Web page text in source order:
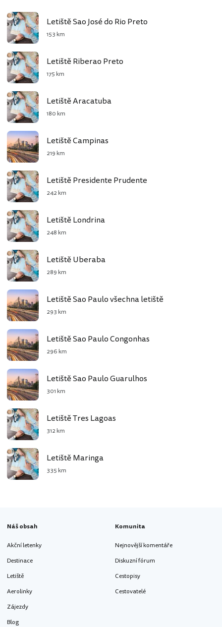
Letiště Sao José do Rio Preto
153 km
Letiště Riberao Preto
175 km
Letiště Aracatuba
180 km
Letiště Campinas
219 km
Letiště Presidente Prudente
242 km
Letiště Londrina
248 km
Letiště Uberaba
289 km
Letiště Sao Paulo všechna letiště
293 km
Letiště Sao Paulo Congonhas
296 km
Letiště Sao Paulo Guarulhos
301 km
Letiště Tres Lagoas
312 km
Letiště Maringa
335 km
Náš obsah
Akční letenky
Destinace
Letiště
Aerolinky
Zájezdy
Blog
Komunita
Nejnovější komentáře
Diskuzní fórum
Cestopisy
Cestovatelé